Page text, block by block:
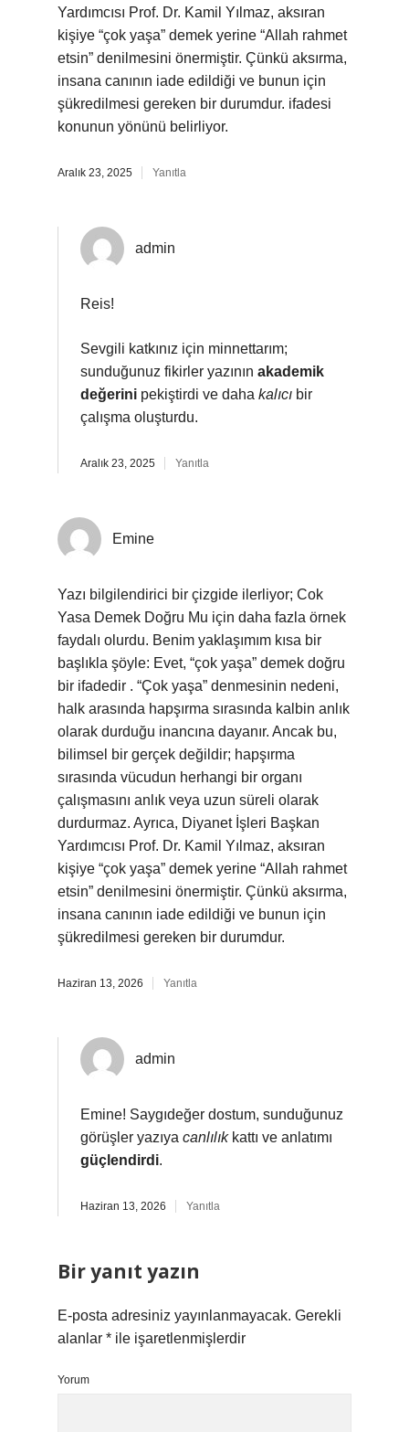
Yardımcısı Prof. Dr. Kamil Yılmaz, aksıran
kişiye “çok yaşa” demek yerine “Allah rahmet
etsin” denilmesini önermiştir. Çünkü aksırma,
insana canının iade edildiği ve bunun için
şükredilmesi gereken bir durumdur. ifadesi
konunun yönünü belirliyor.
Aralık 23, 2025 Yanıtla
admin
Reis!
Sevgili katkınız için minnettarım;
sunduğunuz fikirler yazının akademik
değerini pekiştirdi ve daha kalıcı bir
çalışma oluşturdu.
Aralık 23, 2025 Yanıtla
Emine
Yazı bilgilendirici bir çizgide ilerliyor; Cok
Yasa Demek Doğru Mu için daha fazla örnek
faydalı olurdu. Benim yaklaşımım kısa bir
başlıkla şöyle: Evet, “çok yaşa” demek doğru
bir ifadedir . “Çok yaşa” denmesinin nedeni,
halk arasında hapşırma sırasında kalbin anlık
olarak durduğu inancına dayanır. Ancak bu,
bilimsel bir gerçek değildir; hapşırma
sırasında vücudun herhangi bir organı
çalışmasını anlık veya uzun süreli olarak
durdurmaz. Ayrıca, Diyanet İşleri Başkan
Yardımcısı Prof. Dr. Kamil Yılmaz, aksıran
kişiye “çok yaşa” demek yerine “Allah rahmet
etsin” denilmesini önermiştir. Çünkü aksırma,
insana canının iade edildiği ve bunun için
şükredilmesi gereken bir durumdur.
Haziran 13, 2026 Yanıtla
admin
Emine! Saygıdeğer dostum, sunduğunuz
görüşler yazıya canlılıkkattı ve anlatımı
güçlendirdi.
Haziran 13, 2026 Yanıtla
Bir yanıt yazın
E-posta adresiniz yayınlanmayacak. Gerekli
alanlar * ile işaretlenmişlerdir
Yorum